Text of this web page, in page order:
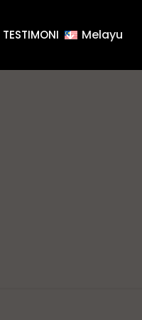
TESTIMONI Melayu